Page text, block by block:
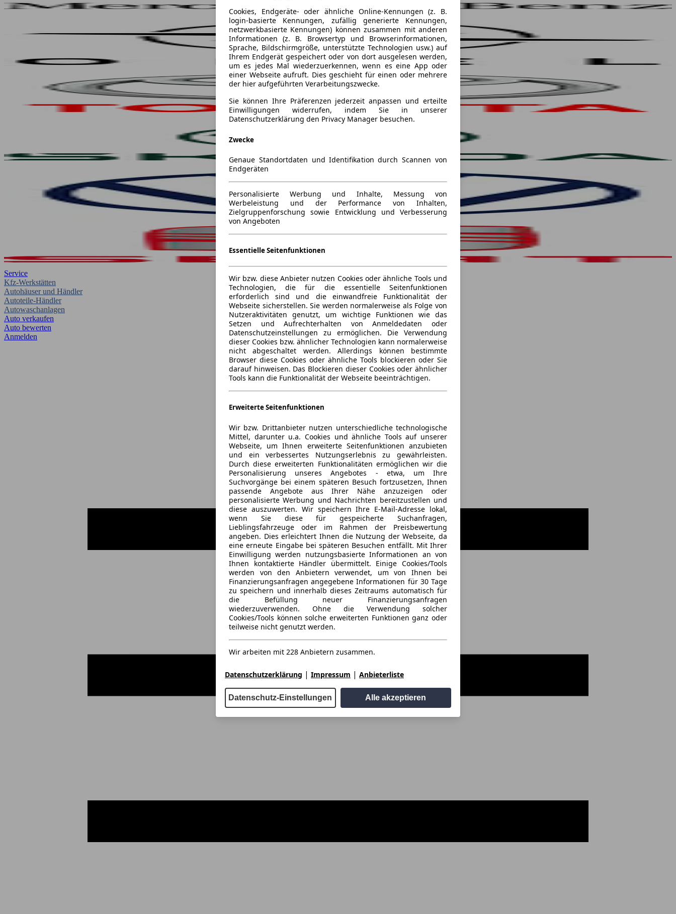
Service
Kfz-Werkstätten
Autohäuser und Händler
Autoteile-Händler
Autowaschanlagen
Auto verkaufen
Auto bewerten
Anmelden
Cookies, Endgeräte- oder ähnliche Online-Kennungen (z. B.
login-basierte Kennungen, zufällig generierte Kennungen,
netzwerkbasierte Kennungen) können zusammen mit anderen
Informationen (z. B. Browsertyp und Browserinformationen,
Sprache, Bildschirmgröße, unterstützte Technologien usw.) auf
Ihrem Endgerät gespeichert oder von dort ausgelesen werden,
um es jedes Mal wiederzuerkennen, wenn es eine App oder
einer Webseite aufruft. Dies geschieht für einen oder mehrere
der hier aufgeführten Verarbeitungszwecke.
Sie können Ihre Präferenzen jederzeit anpassen und erteilte
Einwilligungen widerrufen, indem Sie in unserer
Datenschutzerklärung den Privacy Manager besuchen.
Zwecke
Genaue Standortdaten und Identifikation durch Scannen von
Endgeräten
Personalisierte Werbung und Inhalte, Messung von
Werbeleistung und der Performance von Inhalten,
Zielgruppenforschung sowie Entwicklung und Verbesserung
von Angeboten
Essentielle Seitenfunktionen
Wir bzw. diese Anbieter nutzen Cookies oder ähnliche Tools und
Technologien, die für die essentielle Seitenfunktionen
erforderlich sind und die einwandfreie Funktionalität der
Webseite sicherstellen. Sie werden normalerweise als Folge von
Nutzeraktivitäten genutzt, um wichtige Funktionen wie das
Setzen und Aufrechterhalten von Anmeldedaten oder
Datenschutzeinstellungen zu ermöglichen. Die Verwendung
dieser Cookies bzw. ähnlicher Technologien kann normalerweise
nicht abgeschaltet werden. Allerdings können bestimmte
Browser diese Cookies oder ähnliche Tools blockieren oder Sie
darauf hinweisen. Das Blockieren dieser Cookies oder ähnlicher
Tools kann die Funktionalität der Webseite beeinträchtigen.
Erweiterte Seitenfunktionen
Wir bzw. Drittanbieter nutzen unterschiedliche technologische
Mittel, darunter u.a. Cookies und ähnliche Tools auf unserer
Webseite, um Ihnen erweiterte Seitenfunktionen anzubieten
und ein verbessertes Nutzungserlebnis zu gewährleisten.
Durch diese erweiterten Funktionalitäten ermöglichen wir die
Personalisierung unseres Angebotes - etwa, um Ihre
Suchvorgänge bei einem späteren Besuch fortzusetzen, Ihnen
passende Angebote aus Ihrer Nähe anzuzeigen oder
personalisierte Werbung und Nachrichten bereitzustellen und
diese auszuwerten. Wir speichern Ihre E-Mail-Adresse lokal,
wenn Sie diese für gespeicherte Suchanfragen,
Lieblingsfahrzeuge oder im Rahmen der Preisbewertung
angeben. Dies erleichtert Ihnen die Nutzung der Webseite, da
eine erneute Eingabe bei späteren Besuchen entfällt. Mit Ihrer
Einwilligung werden nutzungsbasierte Informationen an von
Ihnen kontaktierte Händler übermittelt. Einige Cookies/Tools
werden von den Anbietern verwendet, um von Ihnen bei
Finanzierungsanfragen angegebene Informationen für 30 Tage
zu speichern und innerhalb dieses Zeitraums automatisch für
die Befüllung neuer Finanzierungsanfragen
wiederzuverwenden. Ohne die Verwendung solcher
Cookies/Tools können solche erweiterten Funktionen ganz oder
teilweise nicht genutzt werden.
Wir arbeiten mit 228 Anbietern zusammen.
Datenschutzerklärung | Impressum | Anbieterliste
Datenschutz-Einstellungen Alle akzeptieren